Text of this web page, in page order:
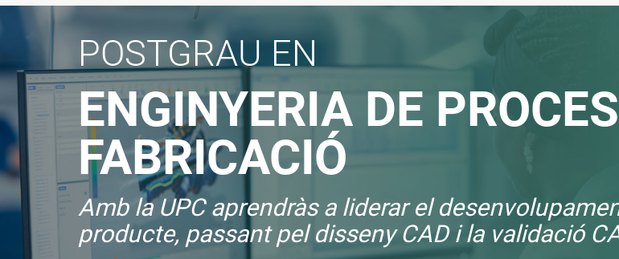
POSTGRAU EN
ENGINYERIA DE
FABRICACIÓ
Amb la UPC aprendràs a liderar el
producte, passant pel disseny CAD i la validació